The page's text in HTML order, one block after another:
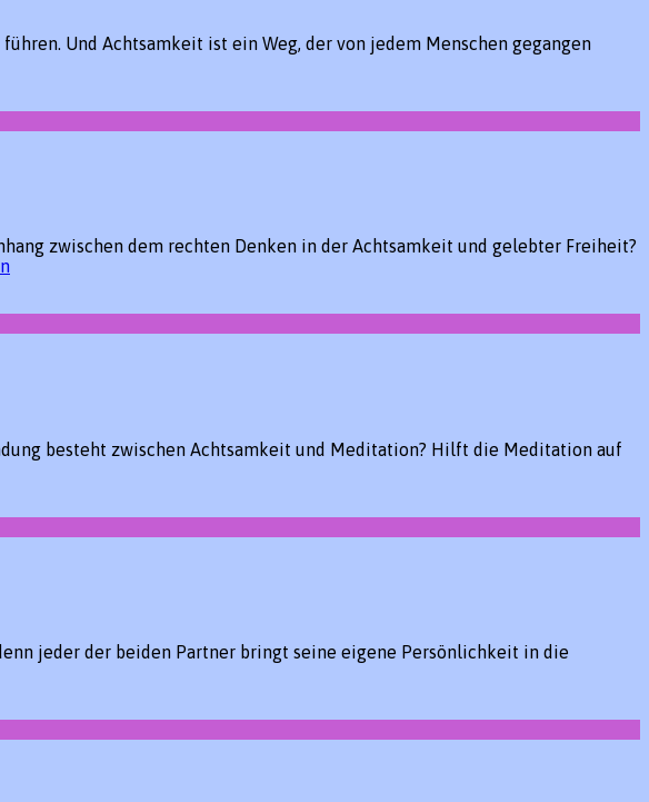
Und Achtsamkeit ist ein Weg, der von jedem Menschen gegangen
zwischen dem rechten Denken in der Achtsamkeit und gelebter Freiheit?
besteht zwischen Achtsamkeit und Meditation? Hilft die Meditation auf
jeder der beiden Partner bringt seine eigene Persönlichkeit in die